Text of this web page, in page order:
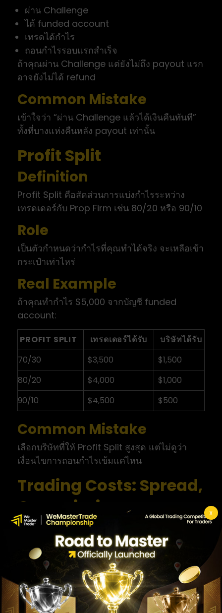
X
ผ่าน Challenge
ได้ funded account
เทรดได้กำไร
ถอนกำไรรอบแรกสำเร็จ
ถ้าคุณผ่าน Challenge แต่ยังไม่ถึง payout แรก
อาจยังไม่ได้ refund
Common Mistake
เข้าใจว่า “ผ่าน Challenge แล้วได้เงินคืนทันที”
ทั้งที่บางแห่งคืนหลัง payout เท่านั้น
Profit Split
Definition
Profit Split คือสัดส่วนการแบ่งกำไรระหว่าง
เทรดเดอร์กับ Prop Firm เช่น 80/20 หรือ 90/10
Role
เป็นตัวกำหนดว่ากำไรที่คุณทำได้จริง จะเหลือเข้า
กระเป๋าเท่าไหร่
Real Example
ถ้าคุณทำกำไร $5,000 จากบัญชี funded
account:
PROFIT SPLIT เทรดเดอร์ได้รับ
บริษัทได้รับ
70/30
$3,500
$1,500
80/20
$4,000
$1,000
90/10
$4,500 $500
Common Mistake
เลือกบริษัทที่ให้ Profit Split สูงสุด แต่ไม่ดูว่า
เงื่อนไขการถอนกำไรเข้มแค่ไหน
Trading Costs: Spread,
Commission และ
Slippage
Definition
Trading Costs คือต้นทุนที่เกิดขึ้นจากการเปิด
และปิดออร์เดอร์ เช่น spread, commission
และ slippage